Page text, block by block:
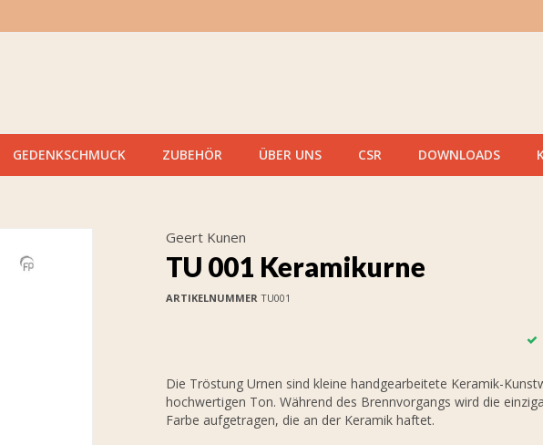
GEDENKSCHMUCK ZUBEHÖR ÜBER UNS CSR DOWNLOADS
Geert Kunen
TU 001 Keramikurne
ARTIKELNUMMERTU001
Die Tröstung Urnen sind kleine handgearbeitete Keramik-
hochwertigen Ton. Während des Brennvorgangs wird die
Farbe aufgetragen, die an der Keramik haftet.